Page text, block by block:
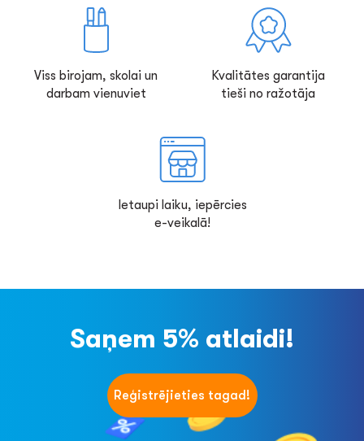
Viss birojam, skolai un
darbam vienuviet
Kvalitātes garantija
tieši no ražotāja
Ietaupi laiku, iepērcies
e-veikalā!
Saņem 5% atlaidi!
Reģistrējieties tagad!